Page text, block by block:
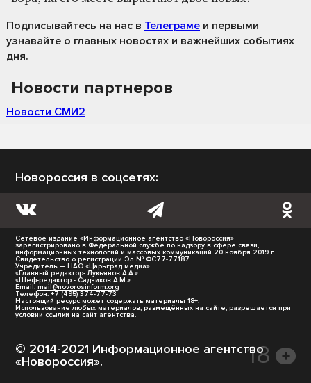
Подписывайтесь на нас в Телеграме и первыми
узнавайте о главных новостях и важнейших событиях
дня.
Новости партнеров
Новости СМИ2
Новороссия в соцсетях:
Сетевое издание «Информационное агентство «Новороссия»
зарегистрировано в Федеральной службе по надзору в сфере связи,
информационных технологий и массовых коммуникаций 20 ноября 2019 г.
Свидетельство о регистрации Эл № ФС77-77187.
Учредитель — НАО «Царьград медиа».
«Главный редактор- Лукьянов А.А.»
«Шеф-редактор - Садчиков А.М.»
Email: mail@novorosinform.org
Телефон: +7 (495) 374-77-73
Настоящий ресурс может содержать материалы 18+.
Использование любых материалов, размещённых на сайте, разрешается при
условии ссылки на сайт агентства.
© 2014-2021 Информационное агентство
«Новороссия».